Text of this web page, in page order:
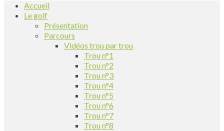
Accueil
Le golf
Présentation
Parcours
Vidéos trou par trou
Trou n°1
Trou n°2
Trou n°3
Trou n°4
Trou n°5
Trou n°6
Trou n°7
Trou n°8